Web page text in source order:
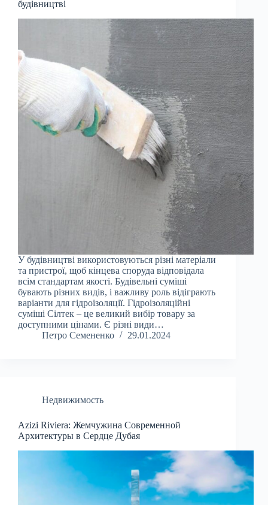
будівництві
У будівництві використовуються різні матеріали
та пристрої, щоб кінцева споруда відповідала
всім стандартам якості. Будівельні суміші
бувають різних видів, і важливу роль відіграють
варіанти для гідроізоляції. Гідроізоляційні
суміші Сілтек – це великий вибір товару за
доступними цінами. Є різні види…
Петро Семененко
29.01.2024
Недвижимость
Azizi Riviera: Жемчужина Современной
Архитектуры в Сердце Дубая